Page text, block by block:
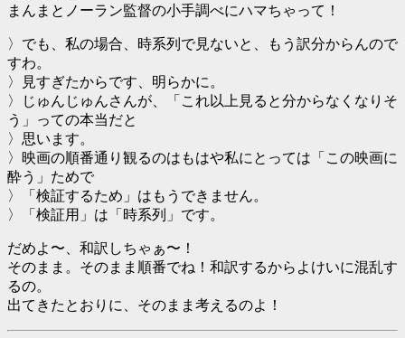
まんまとノーラン監督の小手調べにハマちゃって！
〉でも、私の場合、時系列で見ないと、もう訳分からんので
すわ。
〉見すぎたからです、明らかに。
〉じゅんじゅんさんが、「これ以上見ると分からなくなりそ
う」っての本当だと
〉思います。
〉映画の順番通り観るのはもはや私にとっては「この映画に
酔う」ためで
〉「検証するため」はもうできません。
〉「検証用」は「時系列」です。
だめよ〜、和訳しちゃぁ〜！
そのまま。そのまま順番でね！和訳するからよけいに混乱す
るの。
出てきたとおりに、そのまま考えるのよ！